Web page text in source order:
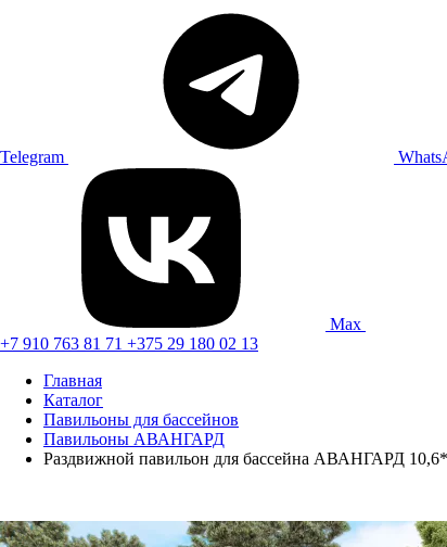
Telegram
Max
+7 910 763 81 71 +375 29 180 02 13
Главная
Каталог
Павильоны для бассейнов
Павильоны АВАНГАРД
Раздвижной павильон для бассейна АВАНГАРД